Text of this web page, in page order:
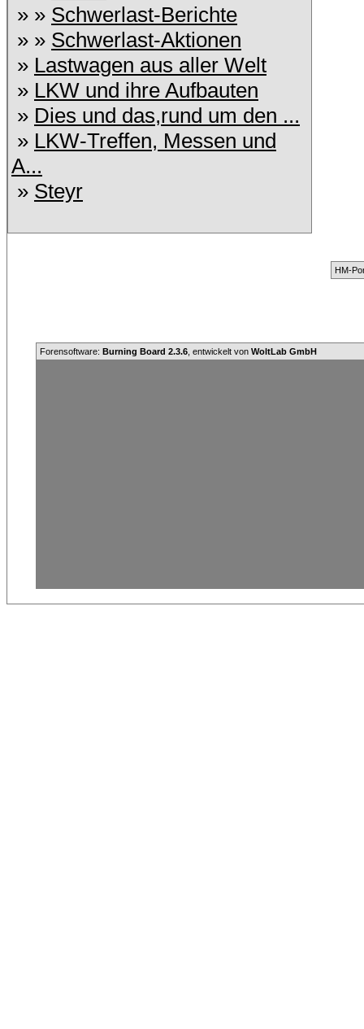
» » Schwerlast-Berichte
» » Schwerlast-Aktionen
» Lastwagen aus aller Welt
» LKW und ihre Aufbauten
» Dies und das,rund um den ...
» LKW-Treffen, Messen und
A...
» Steyr
HM-
Forensoftware: Burning Board 2.3.6 , entwickelt von WoltLab GmbH